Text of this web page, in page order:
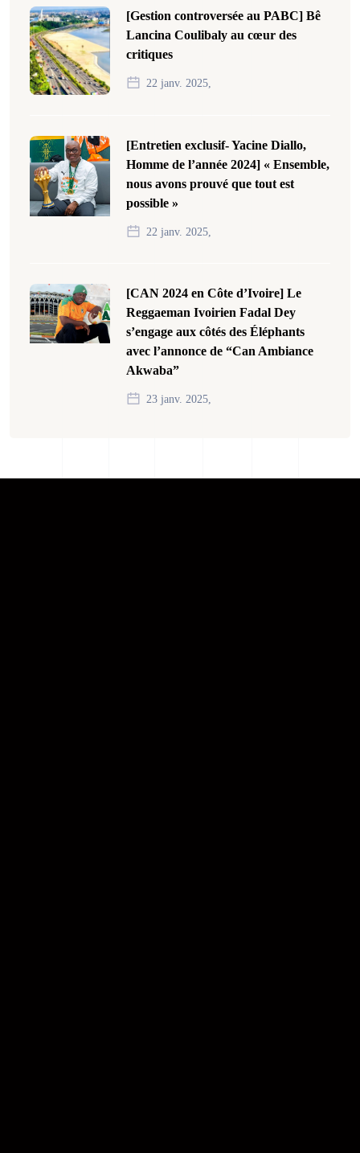
[Gestion controversée au PABC] Bê
Lancina Coulibaly au cœur des
critiques
22 janv. 2025,
[Entretien exclusif- Yacine Diallo,
Homme de l’année 2024] « Ensemble,
nous avons prouvé que tout est
possible »
22 janv. 2025,
[CAN 2024 en Côte d’Ivoire] Le
Reggaeman Ivoirien Fadal Dey
s’engage aux côtés des Éléphants
avec l’annonce de “Can Ambiance
Akwaba”
23 janv. 2025,